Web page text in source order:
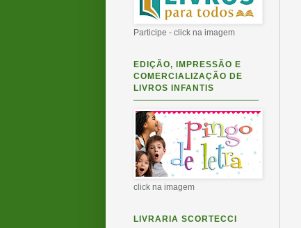
Participe - click na imagem
EDIÇÃO, IMPRESSÃO E
COMERCIALIZAÇÃO DE
LIVROS INFANTIS
click na imagem
LIVRARIA SCORTECCI